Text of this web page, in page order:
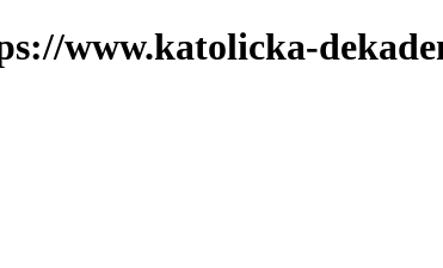
www.katolicka-